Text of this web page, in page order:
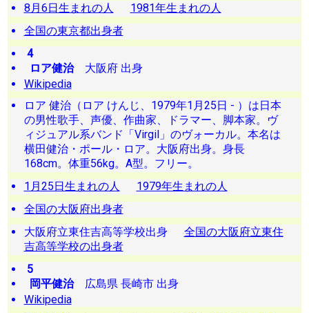
8月6日生まれの人
1981年生まれの人
全国の東京都出身者
4
ロア健治大阪府 出身
Wikipedia
ロア 健治（ロア けんじ、1979年1月25日 - ）は日本
の男性歌手、声優、作曲家、ドラマー、脚本家。ヴ
ィジュアル系バンド「Virgil」のヴォーカル。本名は
横田健治・ポール・ロア。大阪府出身。身長
168cm。体重56kg。A型。フリー。
1月25日生まれの人
1979年生まれの人
全国の大阪府出身者
大阪府立東住吉高等学校出身 全国の大阪府立東住
吉高等学校の出身者
5
岡平健治広島県 長崎市 出身
Wikipedia